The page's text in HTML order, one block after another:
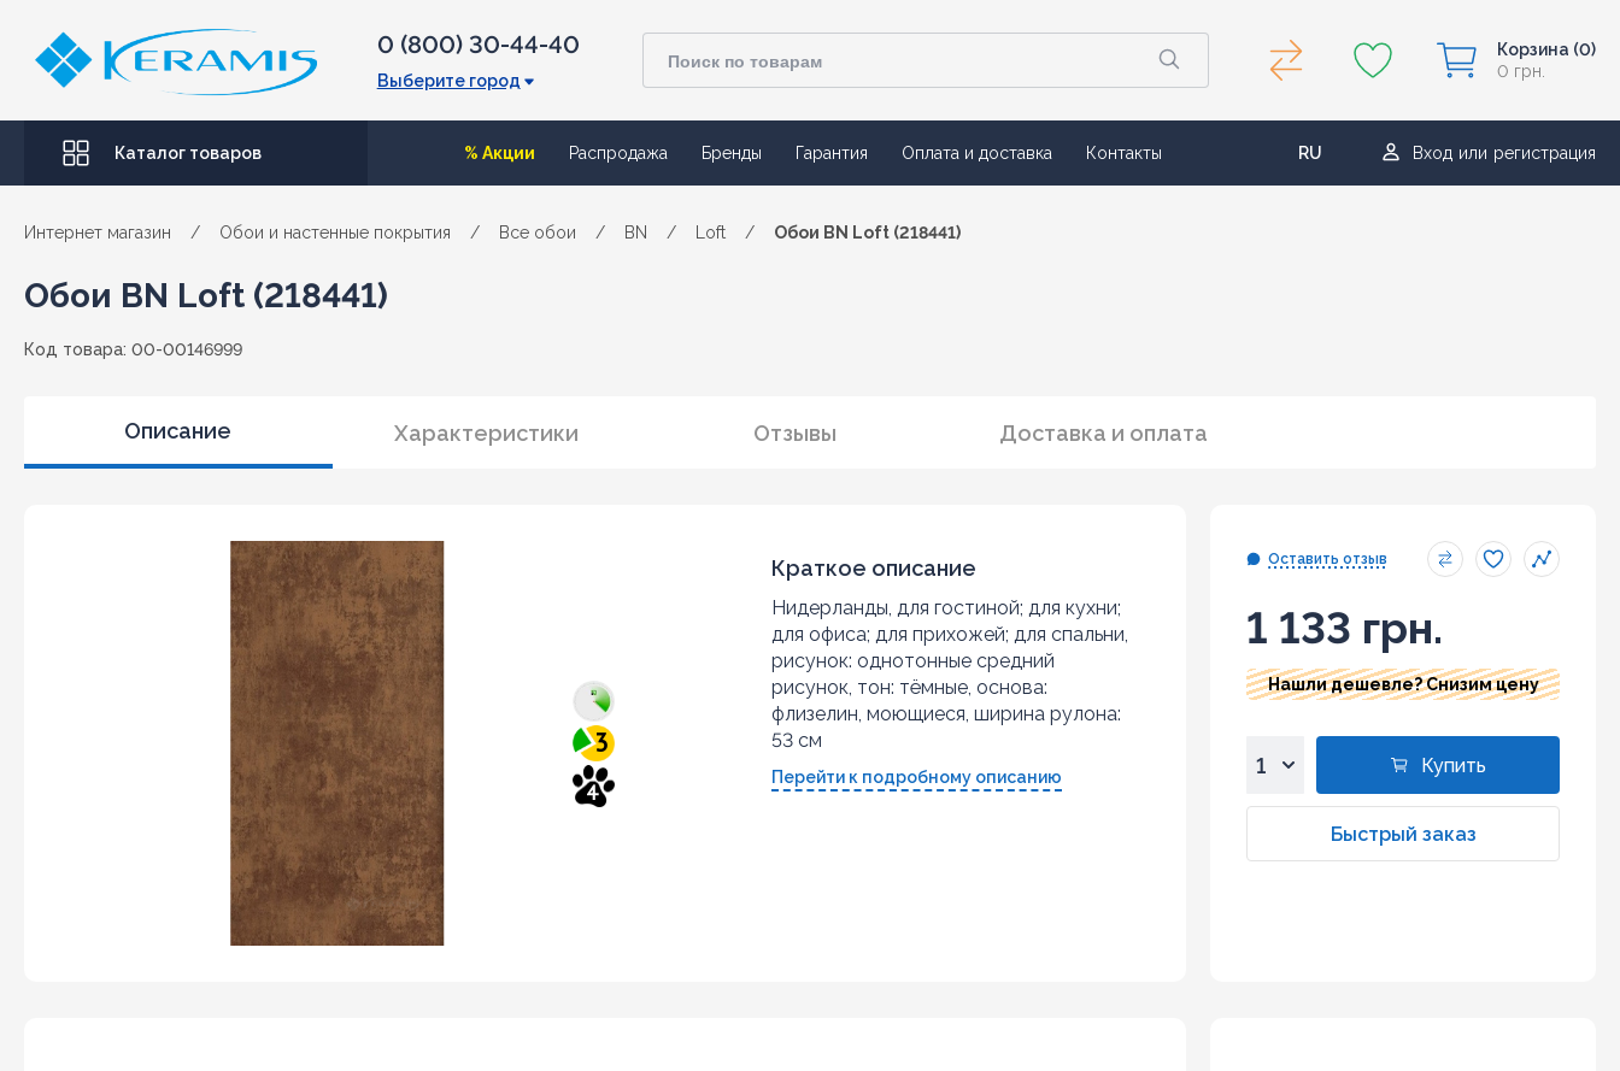
0 (800) 30-44-40
Выберите город
Корзина (0)
0 грн.
Каталог товаров % Акции Распродажа Бренды Гарантия Оплата и доставка
Контакты
UA
RU Вход или регистрация
Интернет магазин / Обои и настенные покрытия / Все обои / BN / Loft / Обои BN Loft (218441)
Обои BN Loft (218441)
Код товара: 00-00146999
Описание Характеристики Отзывы Доставка и оплата
3
4
Краткое описание
Нидерланды, для гостиной; для кухни;
для офиса; для прихожей; для спальни,
рисунок: однотонные средний
рисунок, тон: тёмные, основа:
флизелин, моющиеся, ширина рулона:
53 см
Перейти к подробному описанию
Оставить отзыв
1 133 грн.
Нашли дешевле? Снизим цену
3
Купить
Быстрый заказ